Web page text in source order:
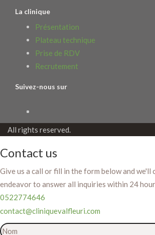
La clinique
Présentation
Plateau technique
Prise de RDV
Recrutement
Suivez-nous sur
All rights reserved.
Contact us
Give us a call or fill in the form below and we'll
endeavor to answer all inquiries within 24
0522774646
contact@cliniquevalfleuri.com